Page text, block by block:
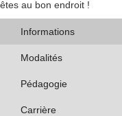
êtes au bon endroit !
Informations
Modalités
Pédagogie
Carrière